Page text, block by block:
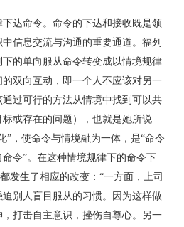
命令。命令的下达和接收既是领
信息交流与沟通的重要通道。福列
的单向服从命令转变成以情境规律
双向互动，即一个人不应该对另一
过可行的方法从情境中找到可以共
或存在的问题），也就是她所说
”，使命令与情境融为一体，是“命令
令”。在这种情境规律下的命令下
发生了相应的改变：“一方面，上司
别人盲目服从的习惯。因为这样做
打击自主意识，挫伤自尊心。另一